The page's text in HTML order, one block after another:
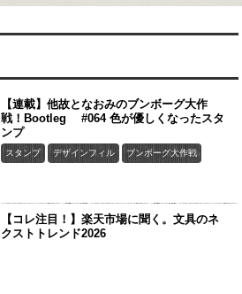
【連載】他故となおみのブンボーグ大作
戦！Bootleg #064 色が優しくなったスタ
ンプ
スタンプ デザインフィル ブンボーグ大作戦
【コレ注目！】楽天市場に聞く。文具のネ
クストトレンド2026